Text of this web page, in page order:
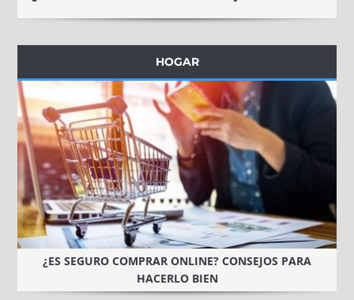
HOGAR
¿ES SEGURO COMPRAR ONLINE? CONSEJOS PARA
HACERLO BIEN